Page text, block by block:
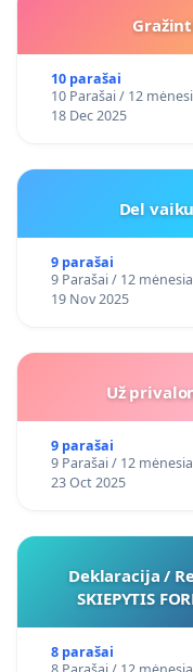
10 parašai
10 Parašai / 12
18 Dec 2025
Del
9 parašai
9 Parašai / 12
19 Nov 2025
Už
9 parašai
9 Parašai / 12
23 Oct 2025
Deklaracija /
SKIEPYTIS
8 parašai